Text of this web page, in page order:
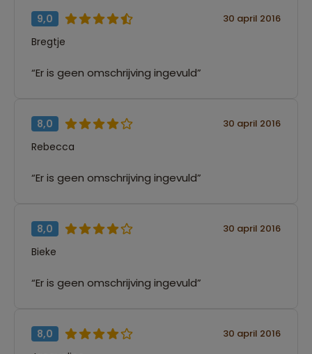
9,0 30 april 2016
Bregtje
“Er is geen omschrijving ingevuld”
8,0 30 april 2016
Rebecca
“Er is geen omschrijving ingevuld”
8,0 30 april 2016
Bieke
“Er is geen omschrijving ingevuld”
8,0 30 april 2016